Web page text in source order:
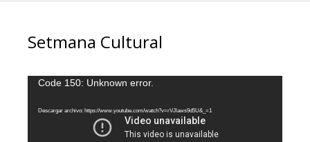
Setmana Cultural
Reproductor
vídeo
Code 150: Unknown error.
Descargar archivo: https://www.youtube.com/watch?v=rVJlaws9d5U&_=1